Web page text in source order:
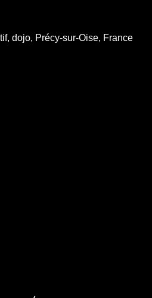
dojo, Précy-sur-Oise, France